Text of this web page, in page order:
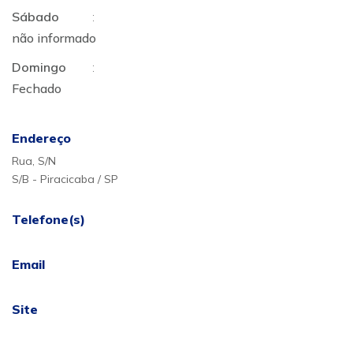
Sábado
:
não informado
Domingo
:
Fechado
Endereço
Rua, S/N
S/B - Piracicaba / SP
Telefone(s)
Email
Site